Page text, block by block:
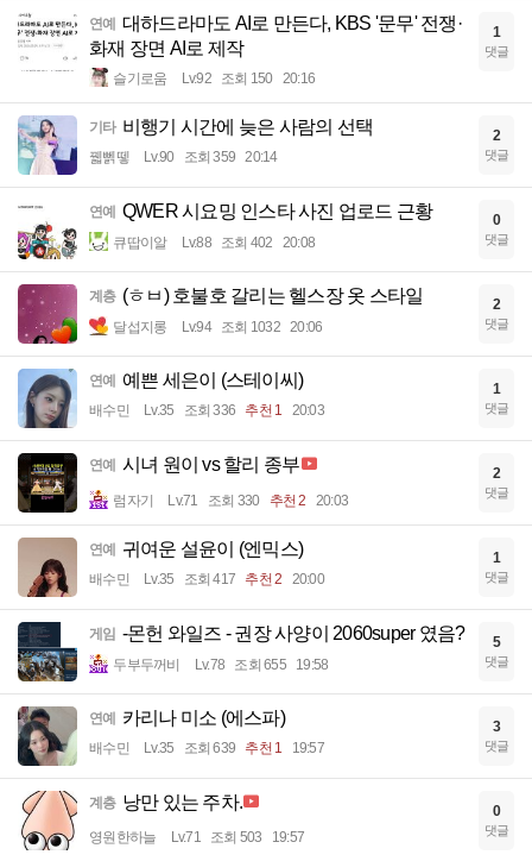
연예
대하드라마도 AI로 만든다, KBS '문무' 전쟁·
화재 장면 AI로 제작
슬기로움 Lv.92 조회 150 20:16
1
댓글
기타 비행기 시간에 늦은 사람의 선택
꿻뻵뗗 Lv.90 조회 359 20:14
2
댓글
연예 QWER 시요밍 인스타 사진 업로드 근황
큐땁이알 Lv.88 조회 402 20:08
0
댓글
계층 (ㅎㅂ) 호불호 갈리는 헬스장 옷 스타일
달섭지롱 Lv.94 조회 1032 20:06
2
댓글
연예 예쁜 세은이 (스테이씨)
배수민 Lv.35 조회 336 추천 1 20:03
1
댓글
연예 시녀 원이 vs 할리 종부
럼자기 Lv.71 조회 330 추천 2 20:03
2
댓글
연예 귀여운 설윤이 (엔믹스)
배수민 Lv.35 조회 417 추천 2 20:00
1
댓글
게임 -몬헌 와일즈 - 권장 사양이 2060super 였음?
두부두꺼비 Lv.78 조회 655 19:58
5
댓글
연예 카리나 미소 (에스파)
배수민 Lv.35 조회 639 추천 1 19:57
3
댓글
계층 낭만 있는 주차.
영원한하늘 Lv.71 조회 503 19:57
0
댓글